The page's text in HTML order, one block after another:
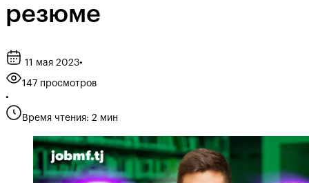
резюме
11 мая 2023•
147 просмотров
•
Время чтения: 2 мин